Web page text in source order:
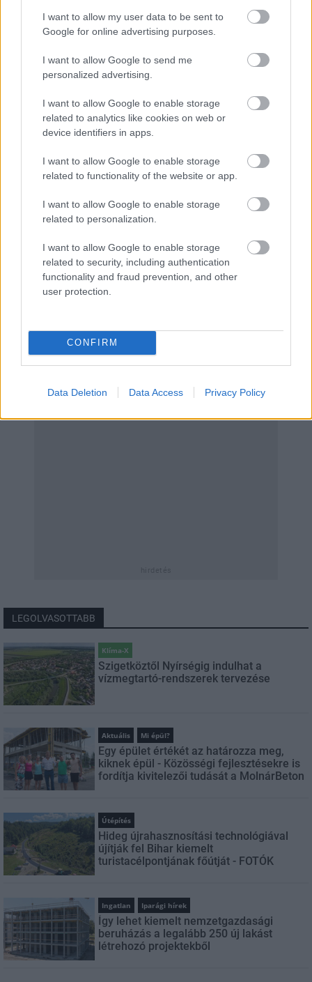
I want to allow my user data to be sent to
Google for online advertising purposes.
I want to allow Google to send me
personalized advertising.
I want to allow Google to enable storage
related to analytics like cookies on web or
device identifiers in apps.
I want to allow Google to enable storage
related to functionality of the website or app.
I want to allow Google to enable storage
related to personalization.
I want to allow Google to enable storage
related to security, including authentication
functionality and fraud prevention, and other
user protection.
CONFIRM
Data Deletion Data Access Privacy Policy
Még több zöld, még több virág és új
játszótér Debrecen egyik legfontosabb
terén
Fából épül Budakeszi új óvodája
Gyárleállításokkal és átszervezett
termeléssel tehermentesíti a
villamosenergia-rendszert a STRABAG
Itt az ÉVOSZ megoldása a hőhullámok
és az energiakrízis kezelésére
LEGOLVASOTTABB
Klíma-X
Szigetköztől Nyírségig indulhat a
vízmegtartó-rendszerek tervezése
Aktuális Mi épül?
Egy épület értékét az határozza meg,
kiknek épül - Közösségi fejlesztésekre is
fordítja kivitelezői tudását a MolnárBeton
Útépítés
Hideg újrahasznosítási technológiával
újítják fel Bihar kiemelt
turistacélpontjának főútját - FOTÓK
Ingatlan Iparági hírek
Így lehet kiemelt nemzetgazdasági
beruházás a legalább 250 új lakást
létrehozó projektekből